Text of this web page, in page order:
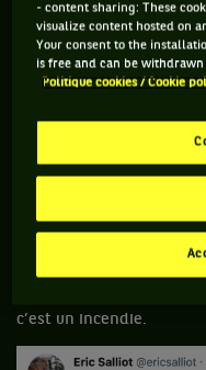
MERCREDI 5 MAI
Biella, Italie. Pour
Challenger organisé
décident d’utiliser… des
pas si
gagné une voiture
génération à un
lui aussi avec le feu en
manière un peu trop
c’est un incendie.
- content sharing: These
visualize content hosted on
Your consent to the
is free and can be withdrawn
Politique cookies / Cookie